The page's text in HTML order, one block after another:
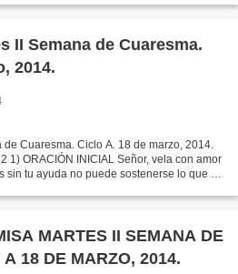
II Semana de Cuaresma.
2014.
Cuaresma. Ciclo A. 18 de marzo, 2014.
1) ORACIÓN INICIAL Señor, vela con amor
tu ayuda no puede sostenerse lo que se
MARTES II SEMANA DE
18 DE MARZO, 2014.